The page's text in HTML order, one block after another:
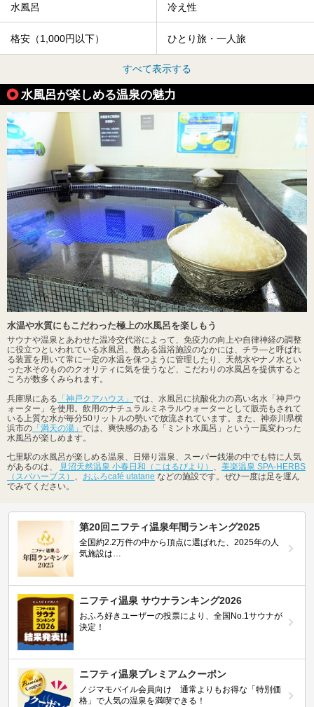
水風呂 冷え性
格安（1,000円以下） ひとり旅・一人旅
すべて表示する
水風呂が楽しめる温泉の魅力
水温や水質にもこだわった極上の水風呂を楽しもう
サウナや温泉とあわせた温冷交代浴によって、免疫力の向上や自律神経の調整
に役立つといわれている水風呂。数ある温浴施設のなかには、チラ―と呼ばれ
る装置を用いて常に一定の水温を保つように管理したり、天然水やナノ水とい
った水そのもののクオリティに気を使うなど、こだわりの水風呂を提供すると
ころが数多くみられます。
兵庫県にある 「神戸クアハウス」 では、水風呂に抗酸化力の高い名水「神戸ウ
ォーター」を使用。飲用のナチュラルミネラルウォーターとして販売もされて
いる上質な水が毎分50リットルの勢いで放流されています。また、神奈川県横
浜市の 「満天の湯」 では、爽快感のある「ミント水風呂」という一風変わった
水風呂が楽しめます。
七里駅の水風呂が楽しめる温泉、日帰り温泉、スーパー銭湯の中でも特に人気
があるのは、
見沼天然温泉 小春日和（こはるびより）
美楽温泉 SPA-HERBS
（スパハーブス）
おふろcafé utatane などの施設です。ぜひ一度は足を運ん
でみてください。
第20回ニフティ温泉年間ランキング2025
全国約2.2万件の中から頂点に選ばれた、2025年の人
気施設は…
ニフティ温泉 サウナランキング2026
おふろ好きユーザーの投票により、全国No.1サウナが
決定！
ニフティ温泉プレミアムクーポン
ノジマモバイル会員向け 通常よりもお得な「特別価
格」で人気の温泉を満喫できる！